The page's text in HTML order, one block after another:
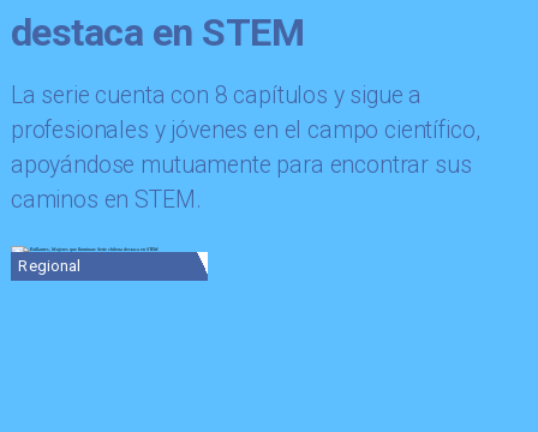
destaca en STEM
La serie cuenta con 8 capítulos y sigue a
profesionales y jóvenes en el campo científico,
apoyándose mutuamente para encontrar sus
caminos en STEM.
Regional